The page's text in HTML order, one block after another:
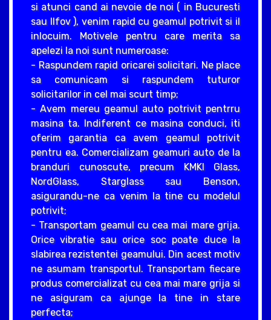
si atunci cand ai nevoie de noi ( in Bucuresti
sau Ilfov ), venim rapid cu geamul potrivit si il
inlocuim. Motivele pentru care merita sa
apelezi la noi sunt numeroase:
- Raspundem rapid oricarei solicitari. Ne place
sa comunicam si raspundem tuturor
solicitarilor in cel mai scurt timp;
- Avem mereu geamul auto potrivit pentrru
masina ta. Indiferent ce masina conduci, iti
oferim garantia ca avem geamul potrivit
pentru ea. Comercializam geamuri auto de la
branduri cunoscute, precum KMKI Glass,
NordGlass, Starglass sau Benson,
asigurandu-ne ca venim la tine cu modelul
potrivit;
- Transportam geamul cu cea mai mare grija.
Orice vibratie sau orice soc poate duce la
slabirea rezistentei geamului. Din acest motiv
ne asumam transportul. Transportam fiecare
produs comercializat cu cea mai mare grija si
ne asiguram ca ajunge la tine in stare
perfecta;